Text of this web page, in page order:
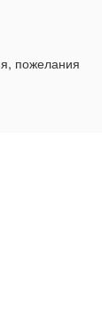
пожелания